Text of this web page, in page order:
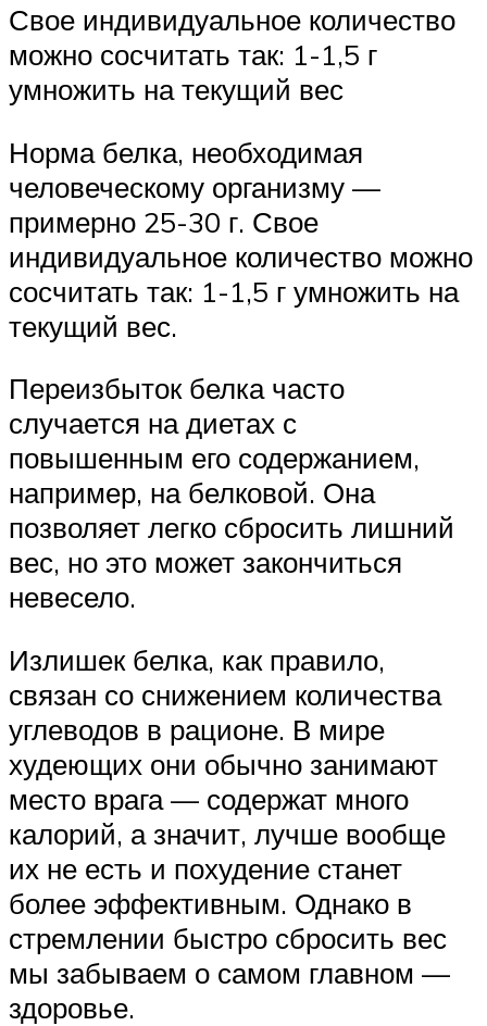
Свое индивидуальное количество
можно сосчитать так: 1-1,5 г
умножить на текущий вес
Норма белка, необходимая
человеческому организму —
примерно 25-30 г. Свое
индивидуальное количество можно
сосчитать так: 1-1,5 г умножить на
текущий вес.
Переизбыток белка часто
случается на диетах с
повышенным его содержанием,
например, на белковой. Она
позволяет легко сбросить лишний
вес, но это может закончиться
невесело.
Излишек белка, как правило,
связан со снижением количества
углеводов в рационе. В мире
худеющих они обычно занимают
место врага — содержат много
калорий, а значит, лучше вообще
их не есть и похудение станет
более эффективным. Однако в
стремлении быстро сбросить вес
мы забываем о самом главном —
здоровье.